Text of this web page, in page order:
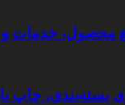
محصول، خدمات
بسته‌بندی،